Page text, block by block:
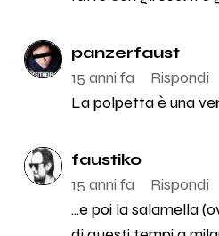
panzerfaust
15 anni fa
Rispondi
La polpetta è una
faustiko
15 anni fa
Rispondi
...e poi la salamella